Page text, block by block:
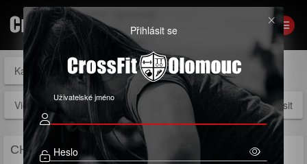
Přihlásit se
Uživatelské jméno
Heslo
Kalendáře Permanentky Členství Vouchery
Videa Přihlásit
CHCEŠ ZAČÍT S CROSSFITEM?